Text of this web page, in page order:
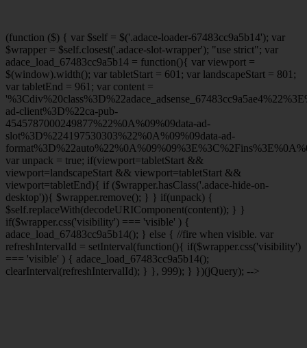
(function ($) { var $self = $('.adace-loader-67483cc9a5b14'); var
$wrapper = $self.closest('.adace-slot-wrapper'); "use strict"; var
adace_load_67483cc9a5b14 = function(){ var viewport =
$(window).width(); var tabletStart = 601; var landscapeStart = 801;
var tabletEnd = 961; var content =
ad-client%3D%22ca-pub-
4545787000249877%22%0A%09%09data-ad-
slot%3D%224197530303%22%0A%09%09data-ad-
var unpack = true; if(viewport=tabletStart &&
viewport=landscapeStart && viewport=tabletStart &&
viewport=tabletEnd){ if ($wrapper.hasClass('.adace-hide-on-
desktop')){ $wrapper.remove(); } } if(unpack) {
$self.replaceWith(decodeURIComponent(content)); } }
if($wrapper.css('visibility') === 'visible' ) {
adace_load_67483cc9a5b14(); } else { //fire when visible. var
refreshIntervalId = setInterval(function(){ if($wrapper.css('visibility')
=== 'visible' ) { adace_load_67483cc9a5b14();
clearInterval(refreshIntervalId); } }, 999); } })(jQuery); -->